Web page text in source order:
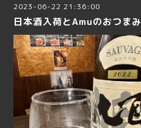
2023-06-22 21:36:00
日本酒入荷とAmuのおつまみ